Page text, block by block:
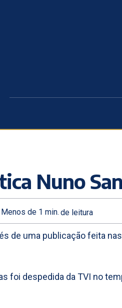
Nuno
Menos de 1 min. de leitura
de uma publicação feita
foi despedida da TVI no